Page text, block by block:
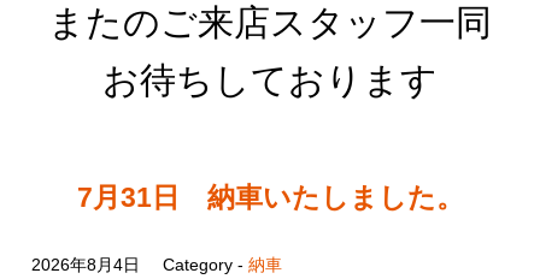
またのご来店スタッフ一同
お待ちしております
7月31日 納車いたしました。
2026年8月4日 Category - 納車